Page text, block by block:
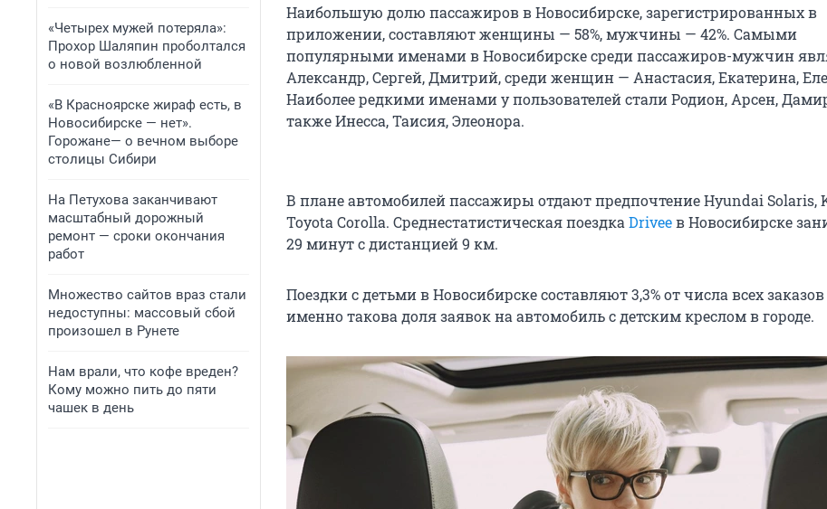
«Четырех мужей потеряла»:
Прохор Шаляпин проболтался
о новой возлюбленной
«В Красноярске жираф есть, в
Новосибирске — нет».
Горожане— о вечном выборе
столицы Сибири
На Петухова заканчивают
масштабный дорожный
ремонт — сроки окончания
работ
Множество сайтов враз стали
недоступны: массовый сбой
произошел в Рунете
Нам врали, что кофе вреден?
Кому можно пить до пяти
чашек в день
Наибольшую долю пассажиров в Новосибирске, зарегистрированных в
приложении, составляют женщины — 58%, мужчины — 42%. Самыми
популярными именами в Новосибирске среди пассажиров-мужчин
Александр, Сергей, Дмитрий, среди женщин — Анастасия, Екатерина,
Наиболее редкими именами у пользователей стали Родион, Арсен,
также Инесса, Таисия, Элеонора.
В плане автомобилей пассажиры отдают предпочтение Hyundai Solaris,
Toyota Corolla. Среднестатистическая поездка Driveeв Новосибирске
29 минут с дистанцией 9 км.
Поездки с детьми в Новосибирске составляют 3,3% от числа всех
именно такова доля заявок на автомобиль с детским креслом в городе.